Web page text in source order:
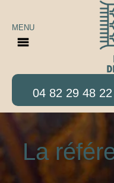
MENU
04 82 29 48 22
La